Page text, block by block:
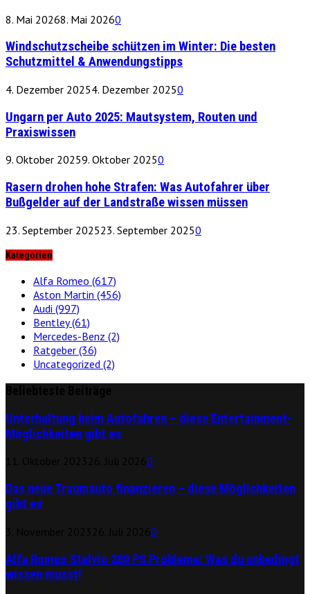
8. Mai 20268. Mai 20260
Windschutzscheibe schützen im Winter: Die besten
Schutzmittel & Anwendungstipps
4. Dezember 20254. Dezember 20250
Ungarn per Auto 2025: Mautsystem, Routen und
Praxiswissen
9. Oktober 20259. Oktober 20250
Rasern drohen hohe Strafen: Was Autofahrer über
Bußgelder auf der Landstraße wissen müssen
23. September 202523. September 20250
Kategorien
Alfa Romeo (617)
Aston Martin (456)
Audi (997)
Bentley(61)
Mercedes-Benz (2)
Ratgeber (36)
Uncategorized (2)
Unterhaltung beim Autofahren – diese Entertainment-
Möglichkeiten gibt es
0
Das neue Traumauto finanzieren – diese Möglichkeiten
gibt es
0
Alfa Romeo Stelvio 280 PS Probleme: Was du unbedingt
wissen musst!